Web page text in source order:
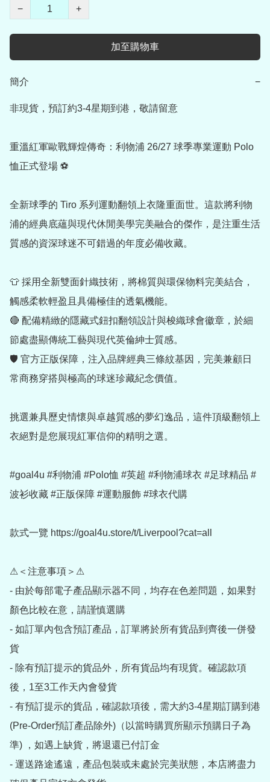
−
+
加至購物車
簡介 −
非現貨，預訂約3-4星期到港，敬請留意
重溫紅軍歐戰輝煌傳奇：利物浦 26/27 球季專業運動 Polo
恤正式登場 ⚽
全新球季的 Tiro 系列運動翻領上衣隆重面世。這款將利物
浦的經典底蘊與現代休閒美學完美融合的傑作，是注重生活
質感的資深球迷不可錯過的年度必備收藏。
👕 採用全新雙面針織技術，將棉質與環保物料完美結合，
觸感柔軟輕盈且具備極佳的透氣機能。
🔴 配備精緻的隱藏式鈕扣翻領設計與梭織球會徽章，於細
節處盡顯傳統工藝與現代英倫紳士質感。
🛡️ 官方正版保障，注入品牌經典三條紋基因，完美兼顧日
常商務穿搭與極高的球迷珍藏紀念價值。
挑選兼具歷史情懷與卓越質感的夢幻逸品，這件頂級翻領上
衣絕對是您展現紅軍信仰的精明之選。
#goal4u #利物浦 #Polo恤 #英超 #利物浦球衣 #足球精品 #
波衫收藏 #正版保障 #運動服飾 #球衣代購
款式一覽 https://goal4u.store/t/Liverpool?cat=all
⚠＜注意事項＞⚠
- 由於每部電子產品顯示器不同，均存在色差問題，如果對
顏色比較在意，請謹慎選購
- 如訂單內包含預訂產品，訂單將於所有貨品到齊後一併發
貨
- 除有預訂提示的貨品外，所有貨品均有現貨。確認款項
後，1至3工作天內會發貨
- 有預訂提示的貨品，確認款項後，需大約3-4星期訂購到港
(Pre-Order預訂產品除外)（以當時購買所顯示預購日子為
準) ，如遇上缺貨，將退還已付訂金
- 運送路途遙遠，產品包裝或未處於完美狀態，本店將盡力